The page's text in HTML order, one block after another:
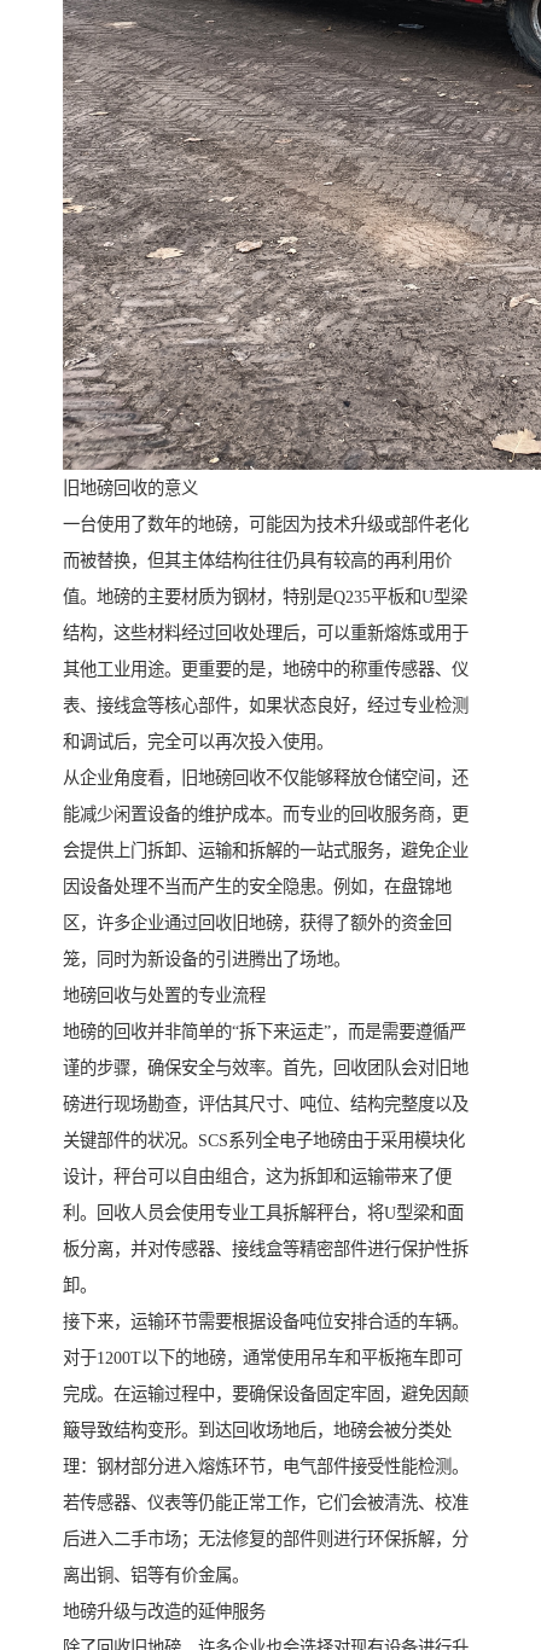
旧地磅回收的意义
一台使用了数年的地磅，可能因为技术升级或部件老化
而被替换，但其主体结构往往仍具有较高的再利用价
值。地磅的主要材质为钢材，特别是Q235平板和U型梁
结构，这些材料经过回收处理后，可以重新熔炼或用于
其他工业用途。更重要的是，地磅中的称重传感器、仪
表、接线盒等核心部件，如果状态良好，经过专业检测
和调试后，完全可以再次投入使用。
从企业角度看，旧地磅回收不仅能够释放仓储空间，还
能减少闲置设备的维护成本。而专业的回收服务商，更
会提供上门拆卸、运输和拆解的一站式服务，避免企业
因设备处理不当而产生的安全隐患。例如，在盘锦地
区，许多企业通过回收旧地磅，获得了额外的资金回
笼，同时为新设备的引进腾出了场地。
地磅回收与处置的专业流程
地磅的回收并非简单的“拆下来运走”，而是需要遵循严
谨的步骤，确保安全与效率。首先，回收团队会对旧地
磅进行现场勘查，评估其尺寸、吨位、结构完整度以及
关键部件的状况。SCS系列全电子地磅由于采用模块化
设计，秤台可以自由组合，这为拆卸和运输带来了便
利。回收人员会使用专业工具拆解秤台，将U型梁和面
板分离，并对传感器、接线盒等精密部件进行保护性拆
卸。
接下来，运输环节需要根据设备吨位安排合适的车辆。
对于1200T以下的地磅，通常使用吊车和平板拖车即可
完成。在运输过程中，要确保设备固定牢固，避免因颠
簸导致结构变形。到达回收场地后，地磅会被分类处
理：钢材部分进入熔炼环节，电气部件接受性能检测。
若传感器、仪表等仍能正常工作，它们会被清洗、校准
后进入二手市场；无法修复的部件则进行环保拆解，分
离出铜、铝等有价金属。
地磅升级与改造的延伸服务